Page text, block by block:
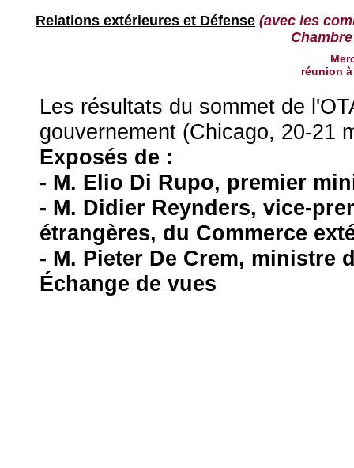
Relations extérieures et Défense (avec les
réunion
Les résultats du sommet de
gouvernement (Chicago, 20-21
Exposés de :
- M. Elio Di Rupo, premier
- M. Didier Reynders, vice-
étrangères, du Commerce
- M. Pieter De Crem, ministre
Échange de vues